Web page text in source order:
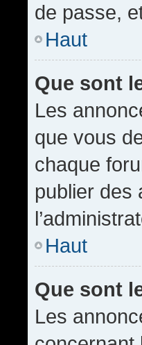
de passe,
Haut
Que sont
Les
que vous
chaque
publier des
Haut
Que sont
Les